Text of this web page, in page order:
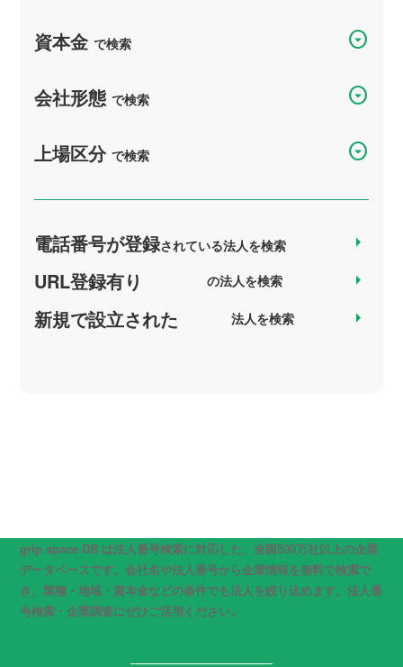
資本金で検索 arrow_drop_down_circle
会社形態で検索 arrow_drop_down_circle
上場区分で検索 arrow_drop_down_circle
電話番号が登録されている法人を検索 arrow_right
URL登録有り の法人を検索 arrow_right
新規で設立された 法人を検索 arrow_right
grip space DB は法人番号検索に対応した、全国500万社以上の企業
データベースです。会社名や法人番号から企業情報を無料で検索で
き、業種・地域・資本金などの条件でも法人を絞り込めます。法人番
号検索・企業調査にぜひご活用ください。